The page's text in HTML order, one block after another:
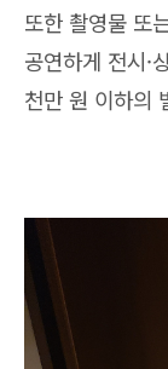
또한 촬영물 또
공연하게 전시·
천만 원 이하의